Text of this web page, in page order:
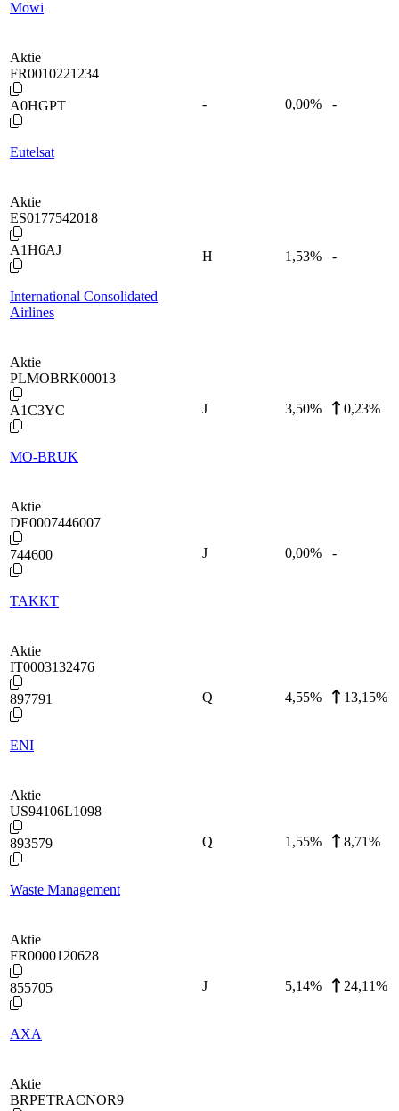
Mowi
Aktie
FR0010221234
A0HGPT
Eutelsat
- 0,00% -
Aktie
ES0177542018
A1H6AJ
International Consolidated
Airlines
H 1,53% -
Aktie
PLMOBRK00013
A1C3YC
MO-BRUK
J 3,50% 0,23%
Aktie
DE0007446007
744600
TAKKT
J 0,00% -
Aktie
IT0003132476
897791
ENI
Q 4,55% 13,15%
Aktie
US94106L1098
893579
Waste Management
Q 1,55% 8,71%
Aktie
FR0000120628
855705
AXA
J 5,14% 24,11%
Aktie
BRPETRACNOR9